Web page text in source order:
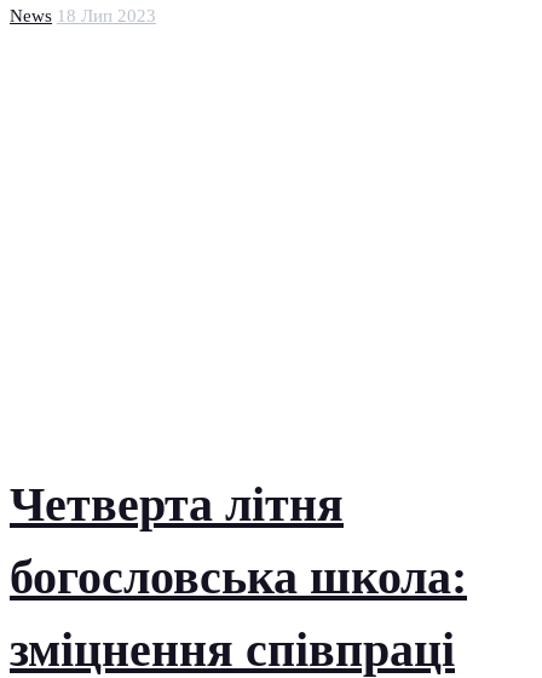
News 18 Лип 2023
Четверта літня
богословська школа:
зміцнення співпраці